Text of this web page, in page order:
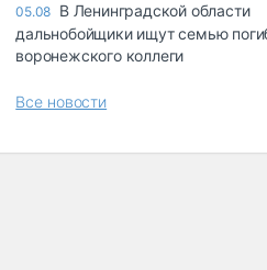
05.08 В Ленинградской области
дальнобойщики ищут семью
воронежского коллеги
Все новости